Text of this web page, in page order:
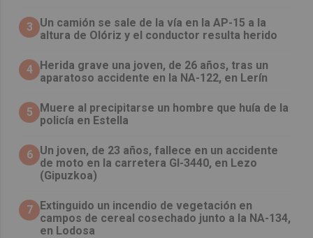
3
Un camión se sale de la vía en la AP-15 a la
altura de Olóriz y el conductor resulta herido
4 Herida grave una joven, de 26 años, tras un
aparatoso accidente en la NA-122, en Lerín
5
Muere al precipitarse un hombre que huía de la
policía en Estella
6 Un joven, de 23 años, fallece en un accidente
de moto en la carretera GI-3440, en Lezo
(Gipuzkoa)
7 Extinguido un incendio de vegetación en
campos de cereal cosechado junto a la NA-134,
en Lodosa